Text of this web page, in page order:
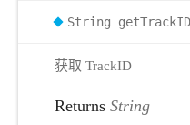
String
获取 TrackID
Returns String